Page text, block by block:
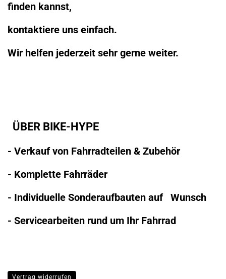
finden kannst,
kontaktiere uns einfach.
Wir helfen jederzeit sehr gerne weiter.
ÜBER BIKE-HYPE
- Verkauf von Fahrradteilen & Zubehör
- Komplette Fahrräder
- Individuelle Sonderaufbauten auf Wunsch
- Servicearbeiten rund um Ihr Fahrrad
Vertrag widerrufen